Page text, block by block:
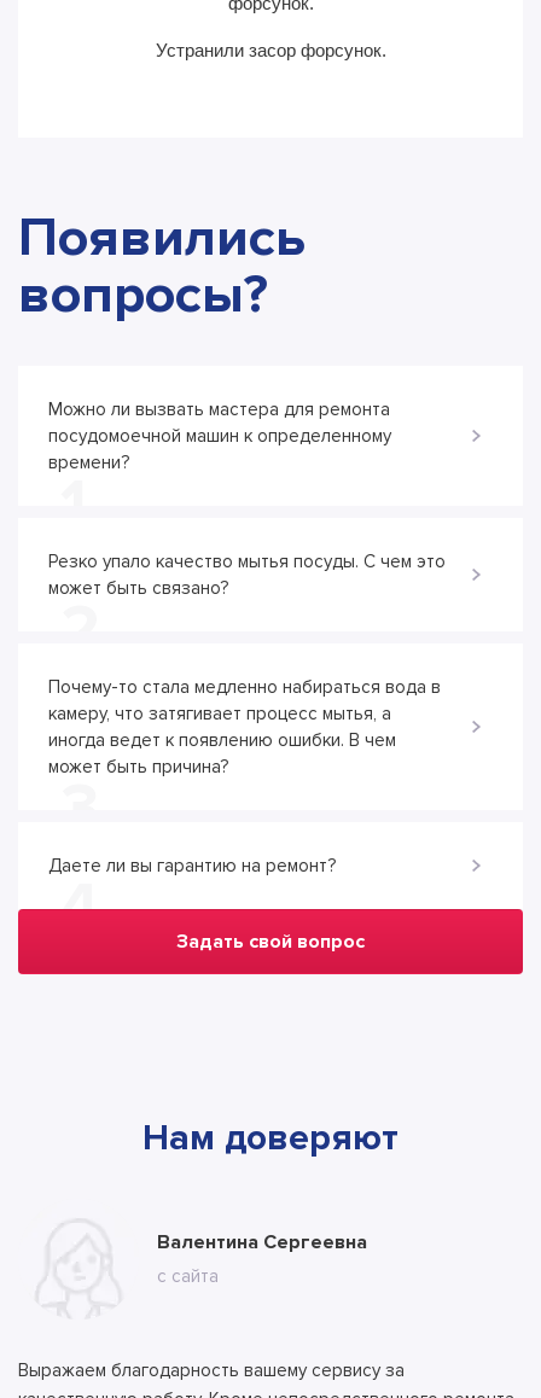
Устранили засор форсунок.
Появились
вопросы?
Можно ли вызвать мастера для ремонта
посудомоечной машин к определенному
времени?
Резко упало качество мытья посуды. С чем это
может быть связано?
Почему-то стала медленно набираться вода в
камеру, что затягивает процесс мытья, а
иногда ведет к появлению ошибки. В чем
может быть причина?
Даете ли вы гарантию на ремонт?
4 Задать свой вопрос
Нам доверяют
Марина
с ВК
Валентина Сергеевна
с сайта
Выражаем благодарность вашему сервису за
Владимир
с сайта